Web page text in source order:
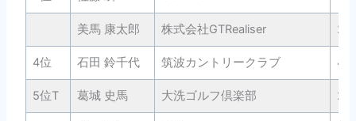
美馬 康太郎 株式会社GTRealiser 26
4位 石田 鈴千代 筑波カントリークラブ 41
5位T 葛城 史馬 大洗ゴルフ倶楽部 28